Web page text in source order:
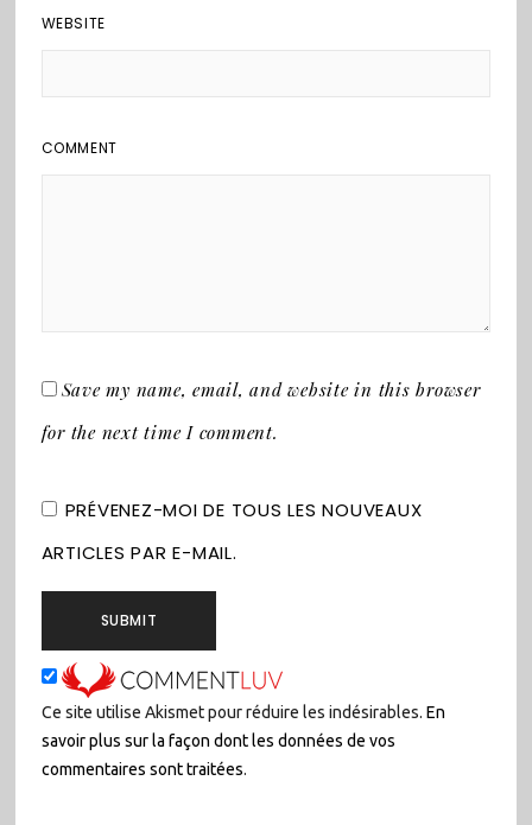
WEBSITE
COMMENT
Save my name, email, and website in this browser
for the next time I comment.
PRÉVENEZ-MOI DE TOUS LES NOUVEAUX
ARTICLES PAR E-MAIL.
Ce site utilise Akismet pour réduire les indésirables. En
savoir plus sur la façon dont les données de vos
commentaires sont traitées.